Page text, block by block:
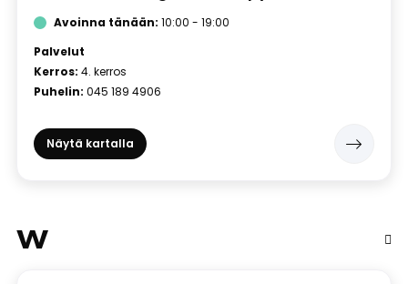
Avoinna tänään: 10:00 - 19:00
Palvelut
Kerros: 4. kerros
Puhelin: 045 189 4906
Näytä kartalla
W